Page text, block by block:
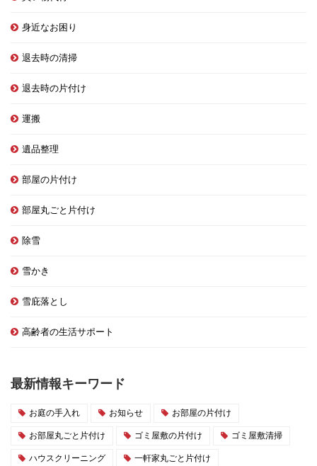
身近なお困り
退去時の清掃
退去時の片付け
運搬
遺品整理
部屋の片付け
部屋丸ごと片付け
除雪
雪かき
雪庇落とし
高齢者の生活サポート
最新情報キーワード
お庭の手入れ お知らせ お部屋の片付け
お部屋丸ごと片付け ゴミ屋敷の片付け ゴミ屋敷清掃
ハウスクリーニング 一軒家丸ごと片付け